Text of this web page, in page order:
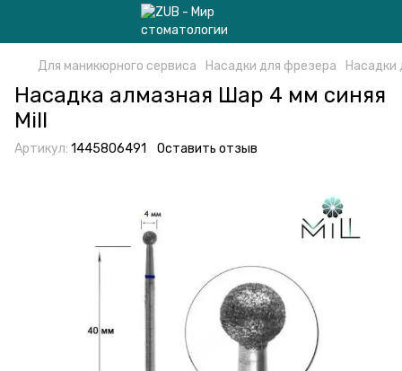
Для маникюрного сервиса Насадки для фрезера Насадки
Насадка алмазная Шар 4 мм синяя
Mill
Артикул: 1445806491 Оставить отзыв